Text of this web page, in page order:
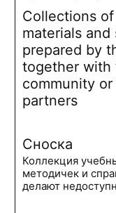
Collections
materials
prepared by
together with
community
partners
Сноска
Коллекция
методичек и
делают